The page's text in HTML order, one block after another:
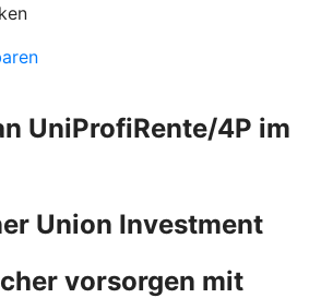
UniProfiRente/4P im
Union Investment
vorsorgen mit